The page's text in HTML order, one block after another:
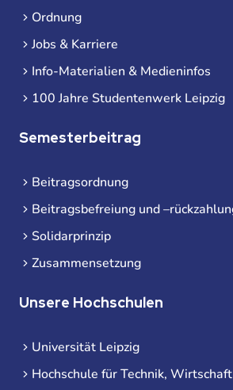
Ordnung
Jobs & Karriere
Info-Materialien & Medieninfos
100 Jahre Studentenwerk Leipzig
Semesterbeitrag
Beitragsordnung
Beitragsbefreiung und
Solidarprinzip
Zusammensetzung
Unsere Hochschulen
Universität Leipzig
Hochschule für Technik,